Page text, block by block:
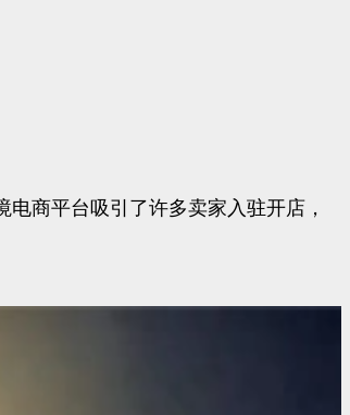
商平台吸引了许多卖家入驻开店，